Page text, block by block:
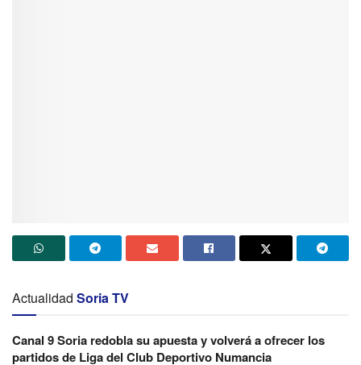
Actualidad Soria TV
Canal 9 Soria redobla su apuesta y volverá a ofrecer los
partidos de Liga del Club Deportivo Numancia